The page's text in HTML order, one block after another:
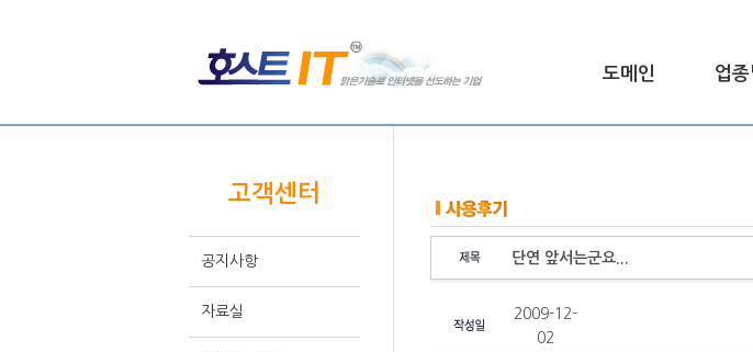
도메인 업종
고객센터
공지사항
자료실
단연 앞서는군요...
2009-12-
02